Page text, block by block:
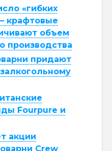
«гибких
крафтовые
объем
производства
придают
Fourpure и
акции
Crew